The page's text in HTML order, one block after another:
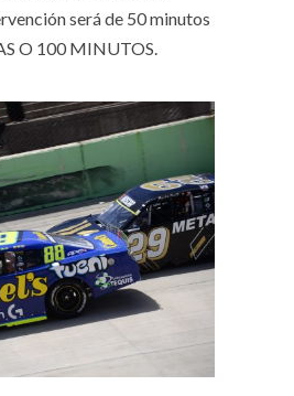
será de 50 minutos
O 100 MINUTOS.